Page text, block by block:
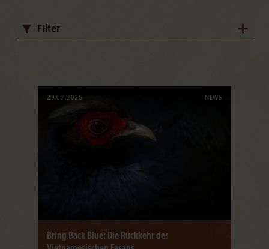
Filter
29.07.2026 NEWS
Bring Back Blue: Die Rückkehr des